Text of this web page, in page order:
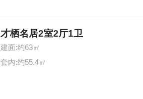
才栖名居2室2厅1卫
建面:约63㎡
套内:约55.4㎡